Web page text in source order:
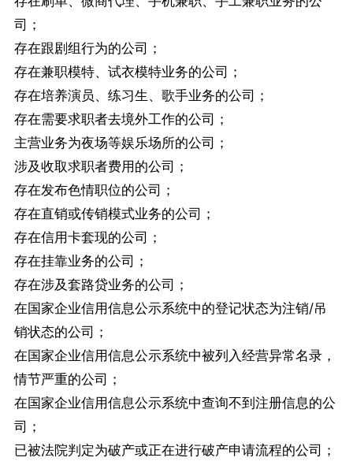
司；
存在跟剧组行为的公司；
存在兼职模特、试衣模特业务的公司；
存在培养演员、练习生、歌手业务的公司；
存在需要求职者去境外工作的公司；
主营业务为夜场等娱乐场所的公司；
涉及收取求职者费用的公司；
存在发布色情职位的公司；
存在直销或传销模式业务的公司；
存在信用卡套现的公司；
存在挂靠业务的公司；
存在涉及套路贷业务的公司；
在国家企业信用信息公示系统中的登记状态为注销/吊
销状态的公司；
在国家企业信用信息公示系统中被列入经营异常名录，
情节严重的公司；
在国家企业信用信息公示系统中查询不到注册信息的公
司；
已被法院判定为破产或正在进行破产申请流程的公司；